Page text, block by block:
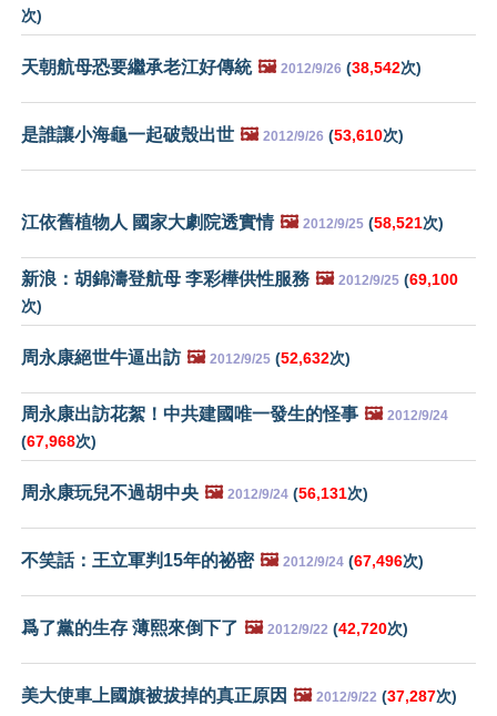
次)
天朝航母恐要繼承老江好傳統 🖼️ 2012/9/26 (38,542次)
是誰讓小海龜一起破殼出世 🖼️ 2012/9/26 (53,610次)
江依舊植物人 國家大劇院透實情 🖼️ 2012/9/25 (58,521次)
新浪：胡錦濤登航母 李彩樺供性服務 🖼️ 2012/9/25 (69,100
次)
周永康絕世牛逼出訪 🖼️ 2012/9/25 (52,632次)
周永康出訪花絮！中共建國唯一發生的怪事 🖼️ 2012/9/24
(67,968次)
周永康玩兒不過胡中央 🖼️ 2012/9/24 (56,131次)
不笑話：王立軍判15年的祕密 🖼️ 2012/9/24 (67,496次)
爲了黨的生存 薄熙來倒下了 🖼️ 2012/9/22 (42,720次)
美大使車上國旗被拔掉的真正原因 🖼️ 2012/9/22 (37,287次)